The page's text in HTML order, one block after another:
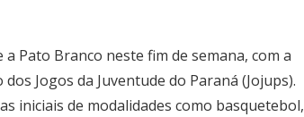
Pato Branco neste fim de semana, com a
Jogos da Juventude do Paraná (Jojups).
iniciais de modalidades como basquetebol,